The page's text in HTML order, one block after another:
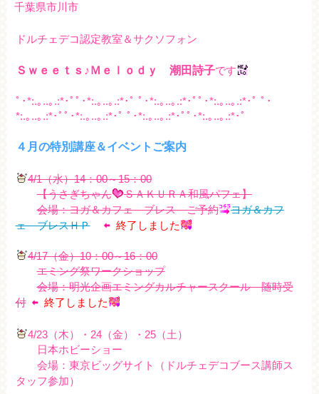
千葉県市川市
ドルチェデコ認定教室＆サクソフォン
Ｓｗｅｅｔｓ♪Ｍｅｌｏｄｙ 潮田詩子です
ﾟ･*:.｡..｡.:*･ﾟﾟ･*:.｡..｡.:*･ﾟ ﾟ･*:.｡..｡.:*･ﾟﾟ･*:.｡..｡.:*･ﾟ ﾟ･
*:.｡..｡.:*･ﾟﾟ･*:.｡..｡.:*･ﾟ ﾟ･*:.｡..｡.:*･ﾟﾟ･*:.｡..｡.:*･ﾟ
４月の特別講座＆イベントご案内
4/1（水）14：00～15：00
【うさぎちゃん
ＳＡＫＵＲＡ和風パフェ】
会場：ヨガ＆カフェ ブレス ご予約
ヨガ＆カフ
ェ ブレスＨＰ
終了しました
4/17（金）10：00～16：00
エミング祭ワークショップ
会場：明光企画エミングカルチャースクール 随時受
付
終了しました
4/23（木）・24（金）・25（土）
日本ホビーショー
会場：東京ビッグサイト（ドルチェデコブース講師ス
タッフ参加）